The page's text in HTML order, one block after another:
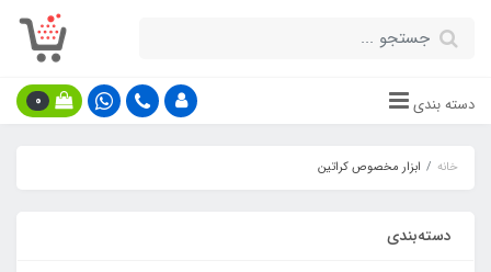
دسته بندی 0
خانه ابزار مخصوص کراتین
دسته‌بندی